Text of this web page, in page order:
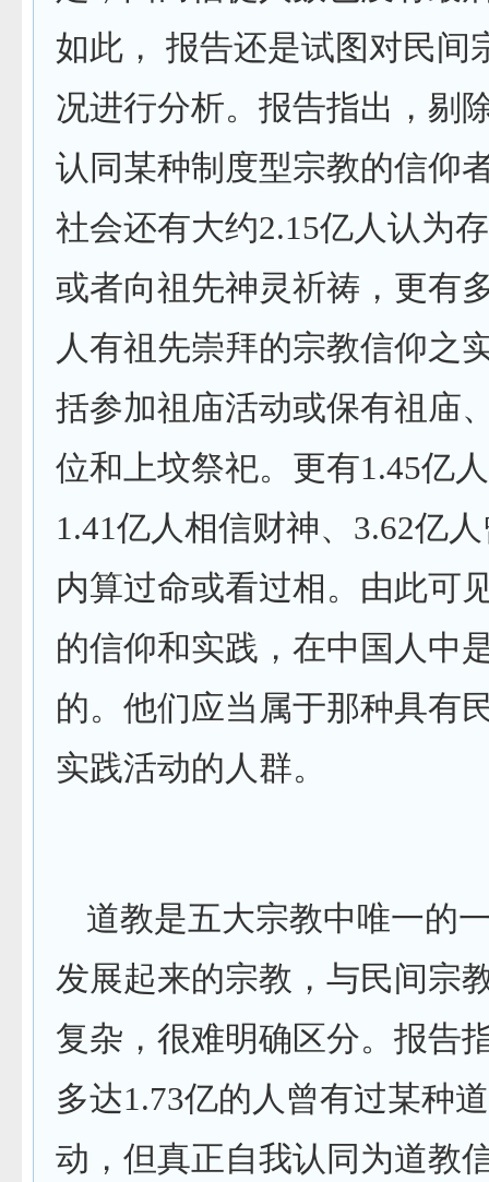
如此， 报告还是试图对民间
况进行分析。报告指出，剔
认同某种制度型宗教的信仰
社会还有大约2.15亿人认为
或者向祖先神灵祈祷，更有
人有祖先崇拜的宗教信仰之
括参加祖庙活动或保有祖庙
位和上坟祭祀。更有1.45亿
1.41亿人相信财神、 3.62亿
内算过命或看过相。由此可
的信仰和实践，在中国人中
的。他们应当属于那种具有
实践活动的人群。
道教是五大宗教中唯一的
发展起来的宗教，与民间宗
复杂，很难明确区分。报告
多达1.73亿的人曾有过某种
动，但真正自我认同为道教